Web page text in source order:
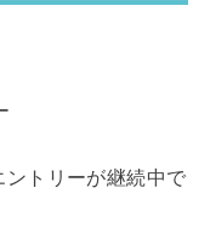
ントリーが継続中で